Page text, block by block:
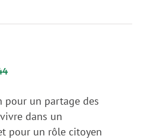
un partage des
dans un
pour un rôle citoyen